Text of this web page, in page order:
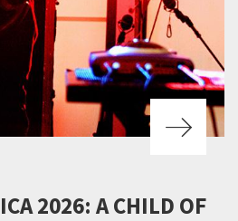
2026: A CHILD OF